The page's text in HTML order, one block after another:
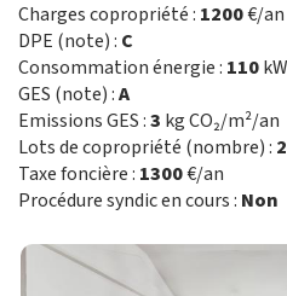
Charges copropriété : 1200€/an
DPE (note) : C
Consommation énergie : 110
GES (note) :A
Emissions GES :3 kg CO₂/m²/an
Lots de copropriété (nombre) : 2
Taxe foncière : 1300€/an
Procédure syndic en cours : Non